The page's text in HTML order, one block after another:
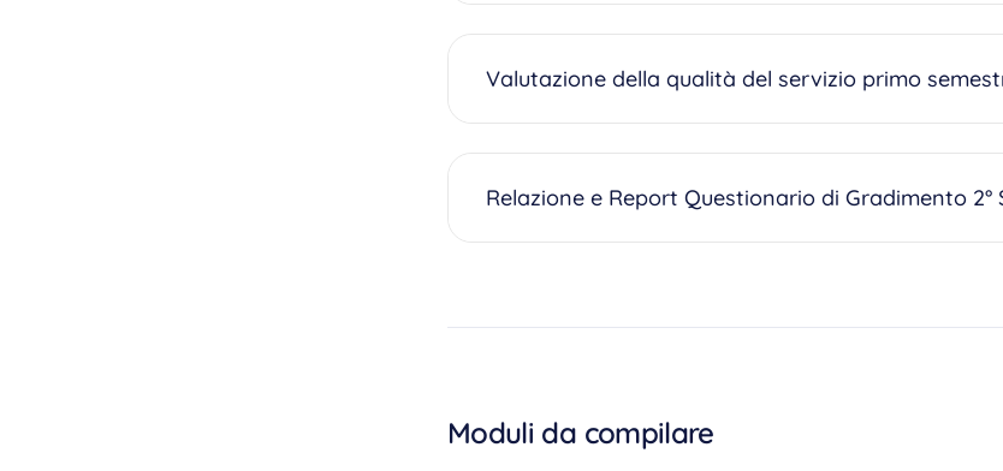
Valutazione della qualità del servizio primo
Relazione e Report Questionario di Gradimento 2°
Moduli da compilare